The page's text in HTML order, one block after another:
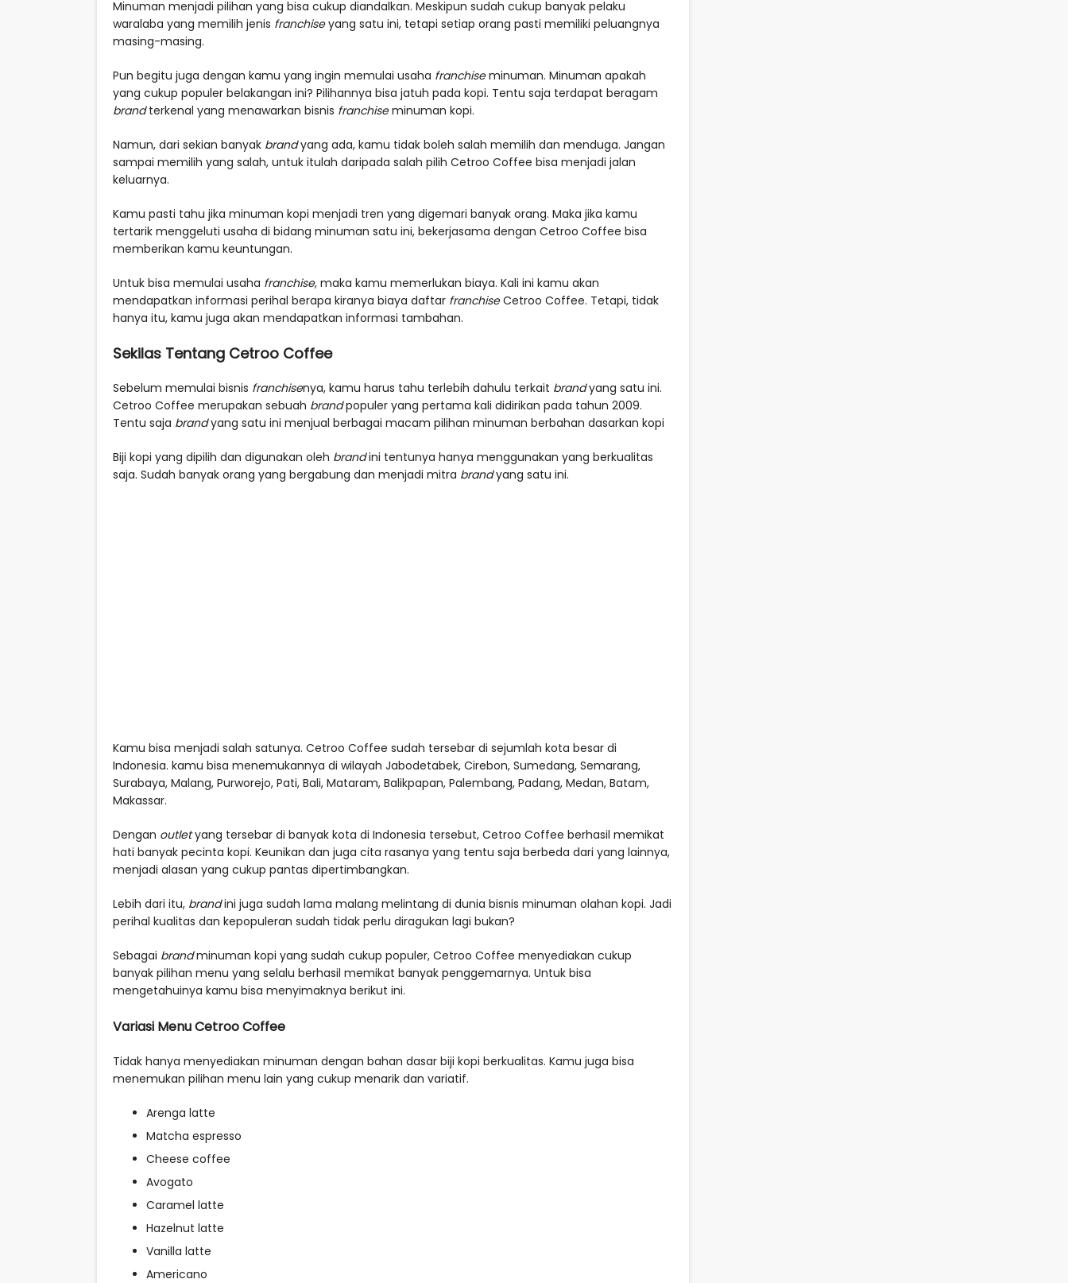
Minuman menjadi pilihan yang bisa cukup diandalkan. Meskipun sudah cukup banyak pelaku
waralaba yang memilih jenis franchiseyang satu ini, tetapi setiap orang pasti memiliki peluangnya
masing-masing.
Pun begitu juga dengan kamu yang ingin memulai usaha franchiseminuman. Minuman apakah
yang cukup populer belakangan ini? Pilihannya bisa jatuh pada kopi. Tentu saja terdapat beragam
brandterkenal yang menawarkan bisnis franchiseminuman kopi.
Namun, dari sekian banyak brandyang ada, kamu tidak boleh salah memilih dan menduga. Jangan
sampai memilih yang salah, untuk itulah daripada salah pilih Cetroo Coffee bisa menjadi jalan
keluarnya.
Kamu pasti tahu jika minuman kopi menjadi tren yang digemari banyak orang. Maka jika kamu
tertarik menggeluti usaha di bidang minuman satu ini, bekerjasama dengan Cetroo Coffee bisa
memberikan kamu keuntungan.
Untuk bisa memulai usaha franchise, maka kamu memerlukan biaya. Kali ini kamu akan
mendapatkan informasi perihal berapa kiranya biaya daftar franchiseCetroo Coffee. Tetapi, tidak
hanya itu, kamu juga akan mendapatkan informasi tambahan.
Sekilas Tentang Cetroo Coffee
Sebelum memulai bisnis franchisenya, kamu harus tahu terlebih dahulu terkait brandyang satu ini.
Cetroo Coffee merupakan sebuah brandpopuler yang pertama kali didirikan pada tahun 2009.
Tentu saja brandyang satu ini menjual berbagai macam pilihan minuman berbahan dasarkan kopi
Biji kopi yang dipilih dan digunakan oleh brandini tentunya hanya menggunakan yang berkualitas
saja. Sudah banyak orang yang bergabung dan menjadi mitra brandyang satu ini.
Kamu bisa menjadi salah satunya. Cetroo Coffee sudah tersebar di sejumlah kota besar di
Indonesia. kamu bisa menemukannya di wilayah Jabodetabek, Cirebon, Sumedang, Semarang,
Surabaya, Malang, Purworejo, Pati, Bali, Mataram, Balikpapan, Palembang, Padang, Medan, Batam,
Makassar.
Dengan outletyang tersebar di banyak kota di Indonesia tersebut, Cetroo Coffee berhasil memikat
hati banyak pecinta kopi. Keunikan dan juga cita rasanya yang tentu saja berbeda dari yang lainnya,
menjadi alasan yang cukup pantas dipertimbangkan.
Lebih dari itu, brandini juga sudah lama malang melintang di dunia bisnis minuman olahan kopi. Jadi
perihal kualitas dan kepopuleran sudah tidak perlu diragukan lagi bukan?
Sebagai brandminuman kopi yang sudah cukup populer, Cetroo Coffee menyediakan cukup
banyak pilihan menu yang selalu berhasil memikat banyak penggemarnya. Untuk bisa
mengetahuinya kamu bisa menyimaknya berikut ini.
Variasi Menu Cetroo Coffee
Tidak hanya menyediakan minuman dengan bahan dasar biji kopi berkualitas. Kamu juga bisa
menemukan pilihan menu lain yang cukup menarik dan variatif.
Arenga latte
Matcha espresso
Cheese coffee
Avogato
Caramel latte
Hazelnut latte
Vanilla latte
Americano